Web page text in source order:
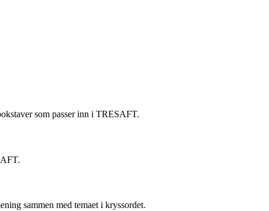
som passer inn i TRESAFT.
sammen med temaet i kryssordet.